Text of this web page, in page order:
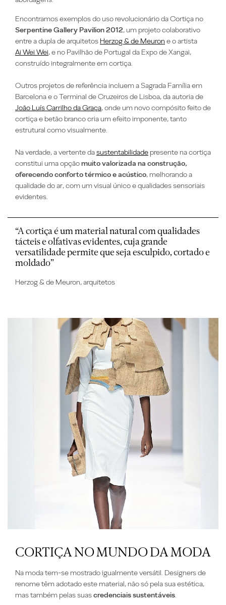
Encontramos exemplos do uso revolucionário da Cortiça no
Serpentine Gallery Pavilion 2012, um projeto colaborativo
entre a dupla de arquitetos Herzog & de Meuron e o artista
Ai Wei Wei, e no Pavilhão de Portugal da Expo de Xangai,
construído integralmente em cortiça.
Outros projetos de referência incluem aSagrada Família em
Barcelona e o Terminal de Cruzeiros de Lisboa, da autoria de
João Luís Carrilho da Graça, onde um novo compósito feito de
cortiça e betão branco cria um efeito imponente, tanto
estrutural como visualmente.
Na verdade, a vertente dasustentabilidadepresente na cortiça
constitui uma opçãomuitovalorizada na construção,
oferecendo conforto térmico e acústico, melhorando a
qualidade do ar, com um visual único e qualidades sensoriais
evidentes.
“A cortiça é um material natural com qualidades
tácteis e olfativas evidentes, cuja grande
versatilidade permite que seja esculpido, cortado e
moldado”
Herzog & de Meuron, arquitetos
CORTIÇA NO MUNDO DA MODA
Na modatem-semostrado igualmente versátil. Designers de
renome têm adotado este material, não só pela sua estética,
mas também pelas suascredenciais sustentáveis.